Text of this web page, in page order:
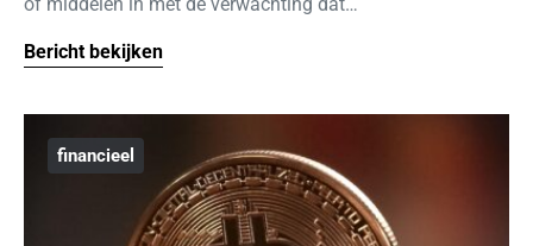
of middelen in met de verwachting dat…
Bericht bekijken
financieel